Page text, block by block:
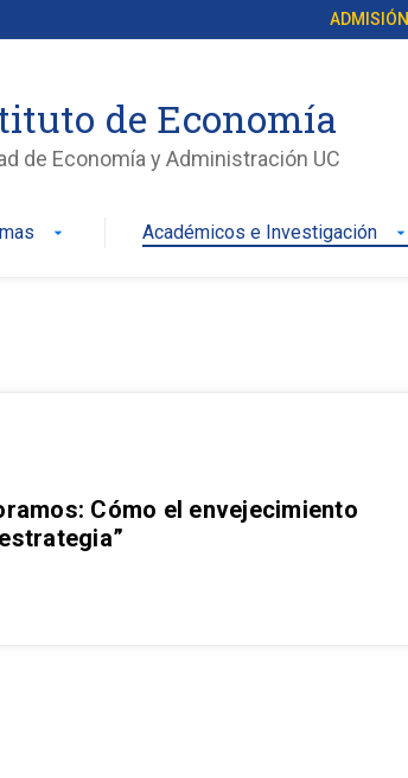
ADMISIÓN
de Economía
de Economía y Administración UC
arrow_drop_down Académicos e Investigación arrow_drop_down
Cómo el envejecimiento